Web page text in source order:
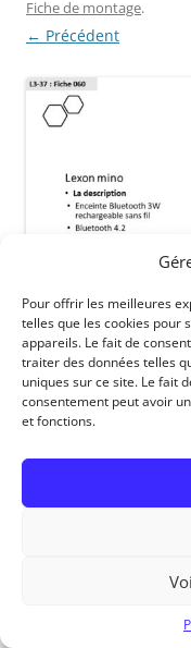
Pour offrir les meilleures
telles que les cookies pour
appareils. Le fait de
traiter des données telles
uniques sur ce site. Le fait
consentement peut avoir
et fonctions.
Fiche de montage.
← Précédent